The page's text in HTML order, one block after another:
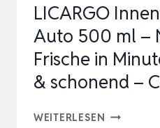
LICARGO
Auto 500 ml –
Frische in
& schonend –
WEITERLESEN LICARGO